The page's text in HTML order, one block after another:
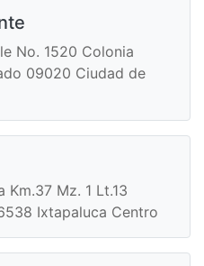
No. 1520 Colonia
09020 Ciudad de
Mz. 1 Lt.13
Ixtapaluca Centro